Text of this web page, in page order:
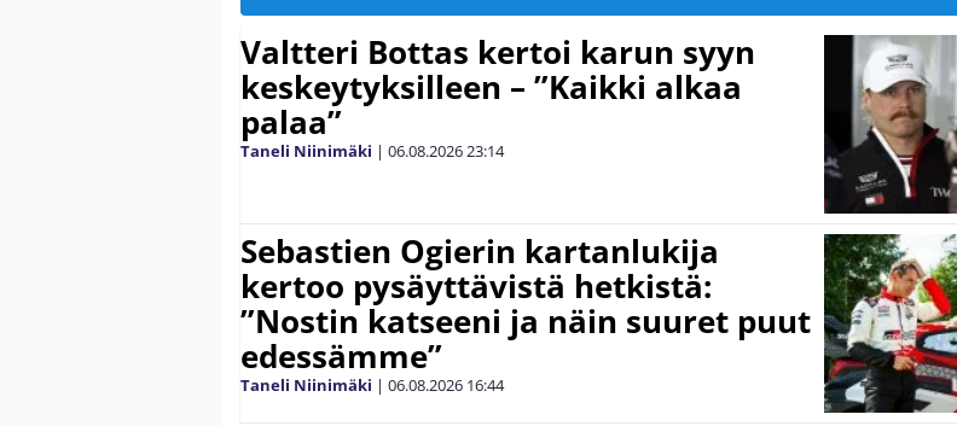
Valtteri Bottas kertoi karun syyn
keskeytyksilleen – ”Kaikki alkaa
palaa”
Taneli Niinimäki | 06.08.202623:14
Sebastien Ogierin kartanlukija
kertoo pysäyttävistä hetkistä:
”Nostin katseeni ja näin suuret puut
edessämme”
Taneli Niinimäki | 06.08.2026 16:44